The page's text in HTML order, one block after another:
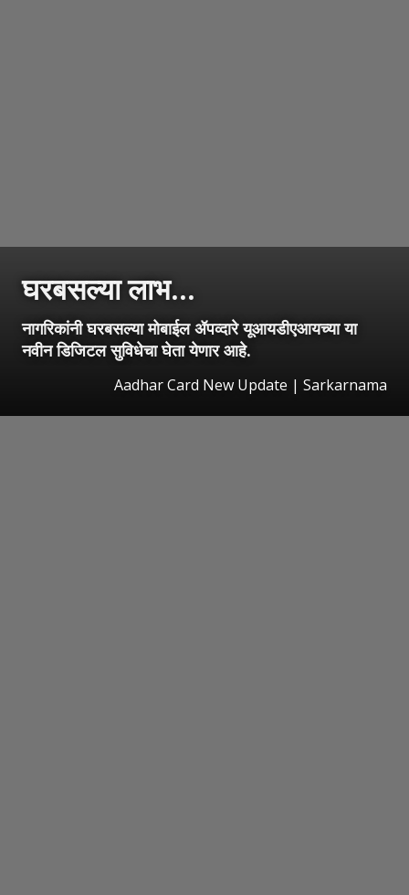
घरबसल्या लाभ...
नागरिकांनी घरबसल्या मोबाईल ॲपव्दारे यूआयडीएआयच्या या
नवीन डिजिटल सुविधेचा घेता येणार आहे.
Aadhar Card New Update | Sarkarnama